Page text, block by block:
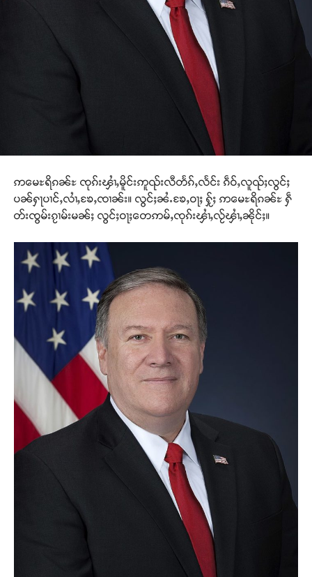
ဢမေႊရိၵၼ်ႊ ၸုၵ်းၾၢႆႇမိူင်းဢူၺ်းလီတႅၵ်ႇလႅင်း ၵဵဝ်ႇလူၺ်ႈလွင်ႈ
ပၼ်ႁႃပၢင်ႇလၢႆႇၶႄႇၸၢၼ်း။ လွင်ႈၼႆႉၶႄႇဝႃႈ ႁႂ်ႈ ဢမေႊရိၵၼ်ႊ ႁဵ
တ်းၸွမ်းၵႂၢမ်းမၼ်ႈ လွင်ႈဝႃႈတေဢမ်ႇၸုၵ်းၾၢႆႇလႂ်ၾၢႆႇၼိုင်ႈ။